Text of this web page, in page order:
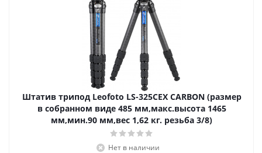
Штатив трипод Leofoto LS-325CEX CARBON (размер
в собранном виде 485 мм,макс.высота 1465
мм,мин.90 мм,вес 1,62 кг. резьба 3/8)
Нет в наличии